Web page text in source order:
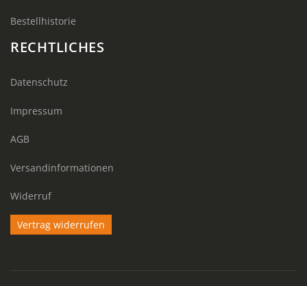
Bestellhistorie
RECHTLICHES
Datenschutz
Impressum
AGB
Versandinformationen
Widerruf
Vertrag widerrufen